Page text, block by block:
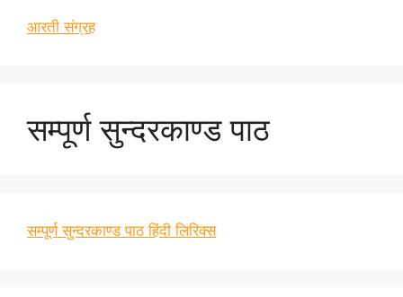
आरती संग्रह
सम्पूर्ण सुन्दरकाण्ड पाठ
सम्पूर्ण सुन्दरकाण्ड पाठ हिंदी लिरिक्स